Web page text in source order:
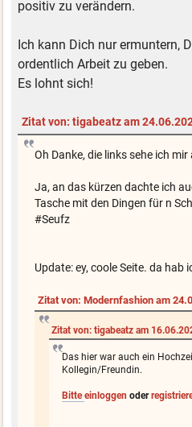
positiv zu verändern.
Ich kann Dich nur ermuntern,
ordentlich Arbeit zu geben.
Es lohnt sich!
Zitat von: tigabeatz am
Oh Danke, die links sehe ich mir
Ja, an das kürzen dachte ich
Tasche mit den Dingen für n
#Seufz
Update: ey, coole Seite. da hab
Zitat von: Modernfashion am
Zitat von: tigabeatz am
Das hier war auch ein
Kollegin/Freundin.
Bitteeinloggen oder